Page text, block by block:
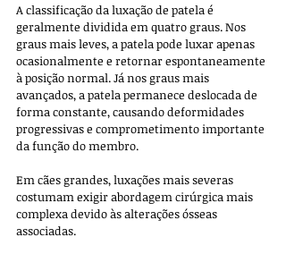
A classificação da luxação de patela é
geralmente dividida em quatro graus. Nos
graus mais leves, a patela pode luxar apenas
ocasionalmente e retornar espontaneamente
à posição normal. Já nos graus mais
avançados, a patela permanece deslocada de
forma constante, causando deformidades
progressivas e comprometimento importante
da função do membro.
Em cães grandes, luxações mais severas
costumam exigir abordagem cirúrgica mais
complexa devido às alterações ósseas
associadas.